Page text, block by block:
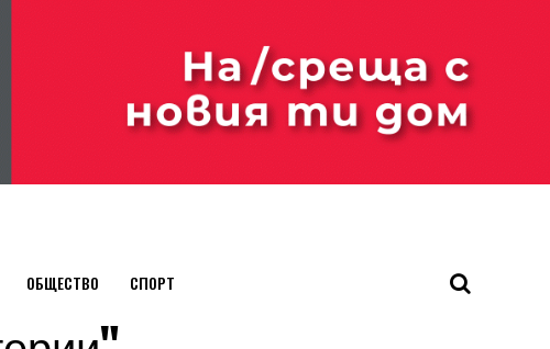
ОБЩЕСТВО СПОРТ